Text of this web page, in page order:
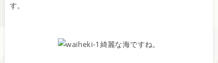
す。
綺麗な海ですね。